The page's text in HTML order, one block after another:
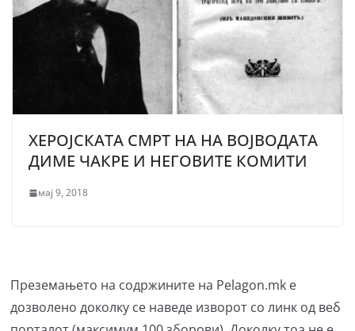
ХЕРОЈСКАТА СМРТ НА НА ВОЈВОДАТА
ДИМЕ ЧАКРЕ И НЕГОВИТЕ КОМИТИ
мај 9, 2018
Преземањето на содржините на Pelagon.mk е
дозволено доколку се наведе изворот со линк од веб